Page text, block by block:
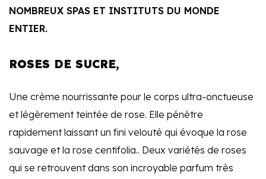
NOMBREUX SPAS ET INSTITUTS DU MONDE
ENTIER.
ROSES DE SUCRE,
Une crème nourrissante pour le corps ultra-onctueuse
et légèrement teintée de rose. Elle pénètre
rapidement laissant un fini velouté qui évoque la rose
sauvage et la rose centifolia.. Deux variétés de roses
qui se retrouvent dans son incroyable parfum très